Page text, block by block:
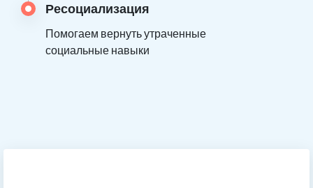
Ресоциализация
Помогаем вернуть утраченные
социальные навыки